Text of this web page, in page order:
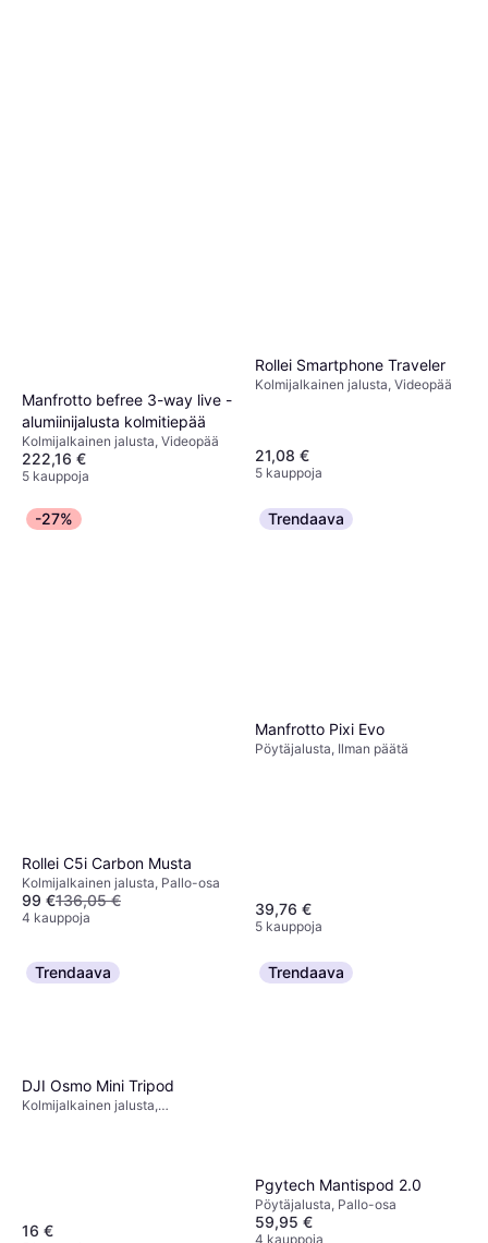
Manfrotto befree 3-way live -
alumiinijalusta kolmitiepää
Kolmijalkainen jalusta, Videopää
222,16 €
5 kauppoja
Rollei Smartphone Traveler
Kolmijalkainen jalusta, Videopää
21,08 €
5 kauppoja
-27%
Rollei C5i Carbon Musta
Kolmijalkainen jalusta, Pallo-osa
99 €136,05 €
4 kauppoja
Trendaava
Manfrotto Pixi Evo
Pöytäjalusta, Ilman päätä
39,76 €
5 kauppoja
Trendaava
DJI Osmo Mini Tripod
Kolmijalkainen jalusta,
16 €
Trendaava
Pgytech Mantispod 2.0
Pöytäjalusta, Pallo-osa
59,95 €
4 kauppoja